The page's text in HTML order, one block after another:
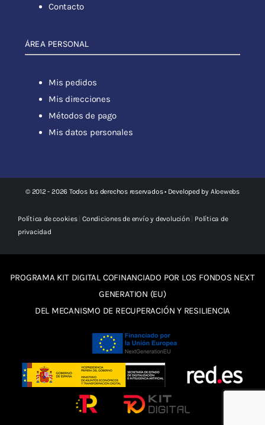
Contacto
ÁREA PERSONAL
Mis pedidos
Mis direcciones
Métodos de pago
Mis datos personales
© 2012 - 2026 Todos los derechos reservados • Developed by Aloewebs
Política de cookies|Condiciones de envío y devolución| Política de
privacidad
PROGRAMA KIT DIGITAL COFINANCIADO POR LOS FONDOS NEXT
GENERATION (EU)
DEL MECANISMO DE RECUPERACIÓN Y RESILIENCIA